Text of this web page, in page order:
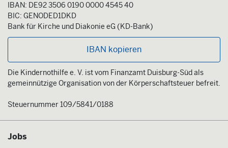
IBAN: DE92 3506 0190 0000 4545 40
BIC: GENODED1DKD
Bank für Kirche und Diakonie eG (KD-Bank)
IBAN kopieren
Die Kindernothilfe e. V. ist vom Finanzamt Duisburg-Süd als
gemeinnützige Organisation von der Körperschaftsteuer befreit.
Steuernummer 109/5841/0188
Jobs